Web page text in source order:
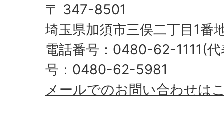
〒 347-8501
埼玉県加須市三俣二丁目1番
電話番号：0480-62-1111(
号：0480-62-5981
メールでのお問い合わせは